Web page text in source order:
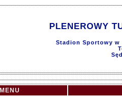
PLENEROWY
Stadion Sportowy w
MENU